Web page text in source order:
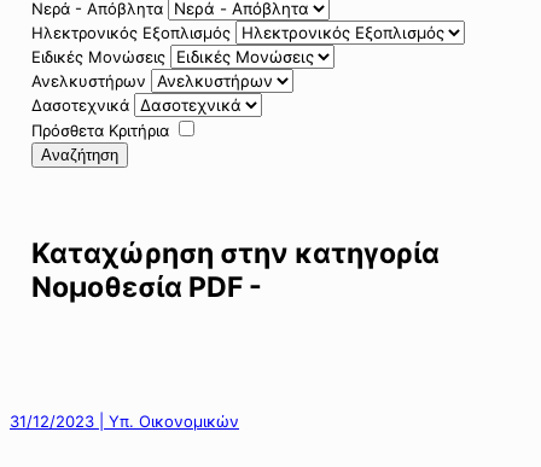
Νερά - Απόβλητα
Ηλεκτρονικός Εξοπλισμός
Ειδικές Μονώσεις
Ανελκυστήρων
Δασοτεχνικά
Πρόσθετα Κριτήρια
Αναζήτηση
Καταχώρηση στην κατηγορία
Νομοθεσία PDF -
31/12/2023 | Υπ. Οικονομικών